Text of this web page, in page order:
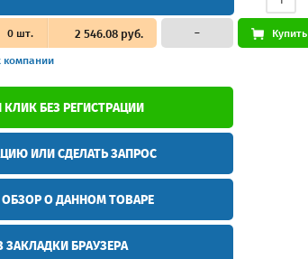
0шт. 2 546.08 руб.
компании
– Купить
БЕЗ РЕГИСТРАЦИИ
ИЛИ СДЕЛАТЬ ЗАПРОС
О ДАННОМ ТОВАРЕ
БРАУЗЕРА